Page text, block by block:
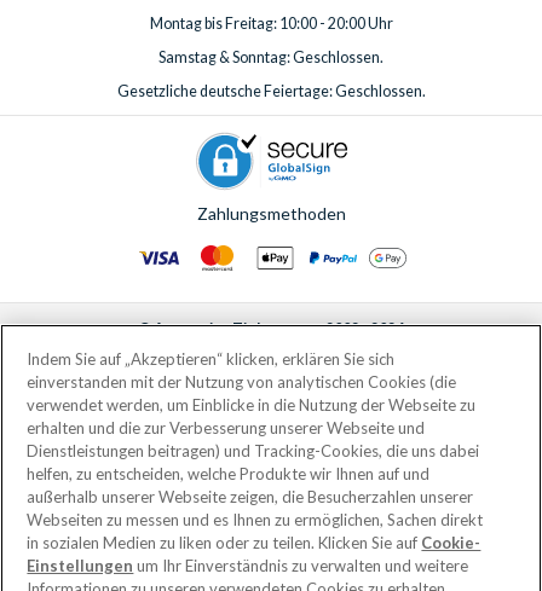
Montag bis Freitag: 10:00 - 20:00 Uhr
Samstag & Sonntag: Geschlossen.
Gesetzliche deutsche Feiertage: Geschlossen.
Zahlungsmethoden
© AttractionTickets.com 2002 - 2026
Eingetragener Firmensitz: 2nd Floor Nucleus House, 2 Lower Mortlake Road,
Richmond, United Kingdom, TW9 2JA.
AttractionTickets.com is a trading name of Attraction Tickets LTD, who are
the owners of UK Trademark Registration Nos. 3427114 and 3427117.
Registered in England with registered number 4390984 and VAT Number
795922965.
Indem Sie auf „Akzeptieren“ klicken, erklären Sie sich
einverstanden mit der Nutzung von analytischen Cookies (die
verwendet werden, um Einblicke in die Nutzung der Webseite zu
erhalten und die zur Verbesserung unserer Webseite und
Dienstleistungen beitragen) und Tracking-Cookies, die uns dabei
helfen, zu entscheiden, welche Produkte wir Ihnen auf und
außerhalb unserer Webseite zeigen, die Besucherzahlen unserer
Webseiten zu messen und es Ihnen zu ermöglichen, Sachen direkt
in sozialen Medien zu liken oder zu teilen. Klicken Sie auf Cookie-
Einstellungen um Ihr Einverständnis zu verwalten und weitere